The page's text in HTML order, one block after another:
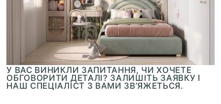
У ВАС ВИНИКЛИ ЗАПИТАННЯ, ЧИ ХОЧЕТЕ
ОБГОВОРИТИ ДЕТАЛІ? ЗАЛИШІТЬ ЗАЯВКУ І
НАШ СПЕЦІАЛІСТ З ВАМИ ЗВ’ЯЖЕТЬСЯ.